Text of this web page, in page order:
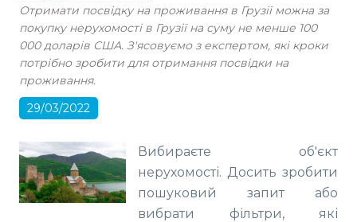
Отримати посвідку на проживання в Грузії можна за
покупку нерухомості в Грузії на суму не менше 100
000 доларів США. З'ясовуємо з експертом, які кроки
потрібно зробити для отримання посвідки на
проживання.
29/03/2022
Вибираєте об'єкт
нерухомості. Досить зробити
пошуковий запит або
вибрати фільтри, які